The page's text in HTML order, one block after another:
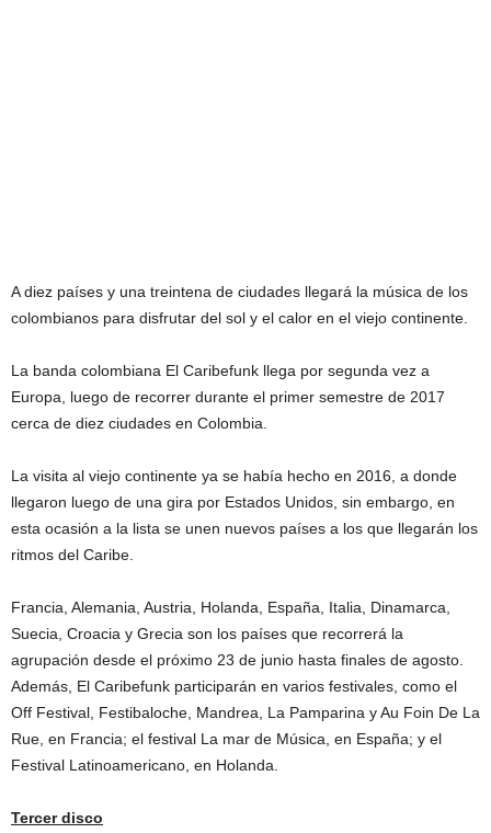
A diez países y una treintena de ciudades llegará la música de los
colombianos para disfrutar del sol y el calor en el viejo continente.
La banda colombiana El Caribefunk llega por segunda vez a
Europa, luego de recorrer durante el primer semestre de 2017
cerca de diez ciudades en Colombia.
La visita al viejo continente ya se había hecho en 2016, a donde
llegaron luego de una gira por Estados Unidos, sin embargo, en
esta ocasión a la lista se unen nuevos países a los que llegarán los
ritmos del Caribe.
Francia, Alemania, Austria, Holanda, España, Italia, Dinamarca,
Suecia, Croacia y Grecia son los países que recorrerá la
agrupación desde el próximo 23 de junio hasta finales de agosto.
Además, El Caribefunk participarán en varios festivales, como el
Off Festival, Festibaloche, Mandrea, La Pamparina y Au Foin De La
Rue, en Francia; el festival La mar de Música, en España; y el
Festival Latinoamericano, en Holanda.
Tercer disco